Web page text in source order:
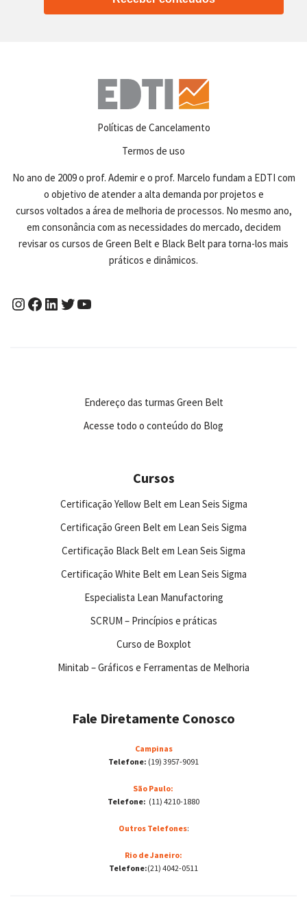
Políticas de Cancelamento
Termos de uso
No ano de 2009 o prof. Ademir e o prof. Marcelo fundam a EDTI com
o objetivo de atender a alta demanda por projetos e
cursos voltados a área de melhoria de processos. No mesmo ano,
em consonância com as necessidades do mercado, decidem
revisar os cursos de Green Belt e Black Belt para torna-los mais
práticos e dinâmicos.
Endereço das turmas Green Belt
Acesse todo o conteúdo do Blog
Cursos
Certificação Yellow Belt em Lean Seis Sigma
Certificação Green Belt em Lean Seis Sigma
Certificação Black Belt em Lean Seis Sigma
Certificação White Belt em Lean Seis Sigma
Especialista Lean Manufactoring
SCRUM – Princípios e práticas
Curso de Boxplot
Minitab – Gráficos e Ferramentas de Melhoria
Fale Diretamente Conosco
Campinas
Telefone: (19) 3957-9091
São Paulo:
Telefone: (11) 4210-1880
Outros Telefones:
Rio de Janeiro:
Telefone:(21) 4042-0511